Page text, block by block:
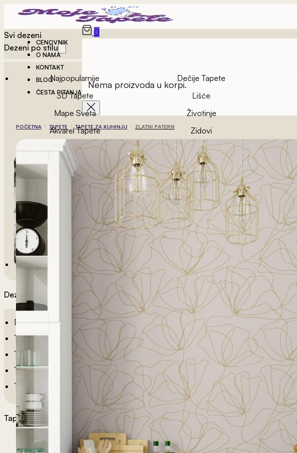
CENOVNIK
O NAMA
KONTAKT
BLOG
ČESTA PITANJA
0
Nema proizvoda u korpi.
Svi dezeni
Dezeni po stilu
Najpopularnije Dečije Tapete
3D Tapete
Lišće
Mape Sveta
Životinje
Akvarel Tapete
Zidovi
Vintage Tapete
Geometrijske Tapete
Dezeni po sobama
Dečije Tapete
Tapete Spavaća Soba
Tapete Dnevna Soba
Tapete Za Kupatilo
Tapete Za Kuhinju
Tapete po želji Materijali tapeta
POČETNA TAPETE TAPETE ZA KUHINJU ZLATNI PATERN